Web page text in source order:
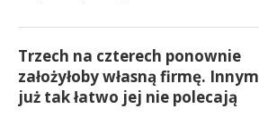
Trzech na czterech ponownie
założyłoby własną firmę. Innym
już tak łatwo jej nie polecają